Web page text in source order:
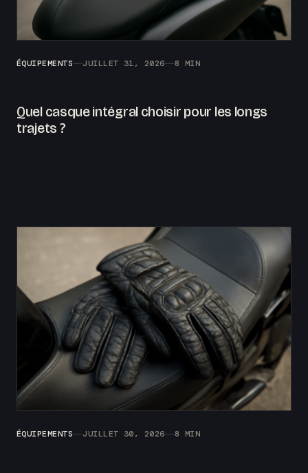
ÉQUIPEMENTS JUILLET 31, 2026 8 MIN
Quel casque intégral choisir pour les longs
trajets ?
ÉQUIPEMENTS JUILLET 30, 2026 8 MIN